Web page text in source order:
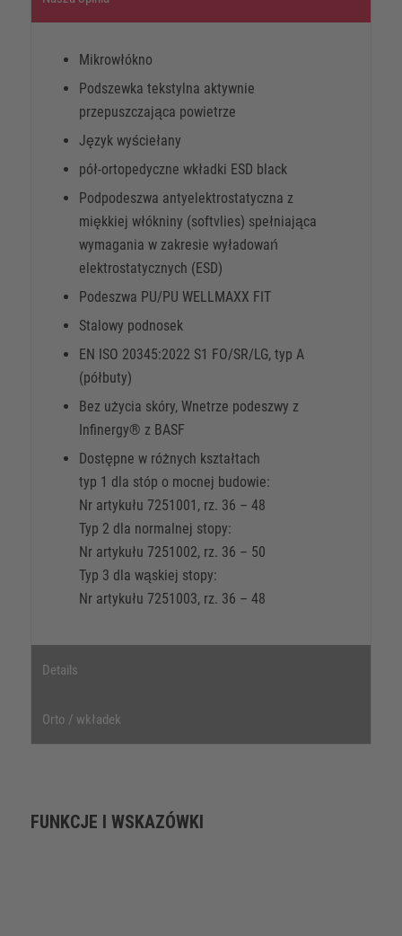
Mikrowłókno
Podszewka tekstylna aktywnie
przepuszczająca powietrze
Język wyściełany
pół-ortopedyczne wkładki ESD black
Podpodeszwa antyelektrostatyczna z
miękkiej włókniny (softvlies) spełniająca
wymagania w zakresie wyładowań
elektrostatycznych (ESD)
Podeszwa PU/PU WELLMAXX FIT
Stalowy podnosek
EN ISO 20345:2022 S1 FO/SR/LG, typ A
(półbuty)
Bez użycia skóry, Wnetrze podeszwy z
Infinergy® z BASF
Dostępne w różnych kształtach
typ 1 dla stóp o mocnej budowie:
Nr artykułu 7251001, rz. 36 – 48
Typ 2 dla normalnej stopy:
Nr artykułu 7251002, rz. 36 – 50
Typ 3 dla wąskiej stopy:
Nr artykułu 7251003, rz. 36 – 48
Details
Orto / wkładek
FUNKCJE I WSKAZÓWKI